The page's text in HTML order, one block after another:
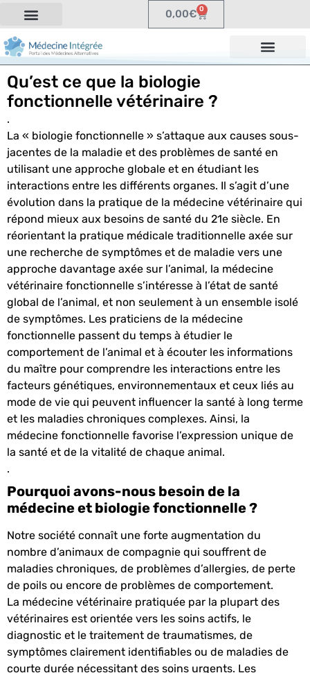
0,00€ 0
Qu’est ce que la biologie
fonctionnelle vétérinaire ?
.
La « biologie fonctionnelle » s’attaque aux causes sous-
jacentes de la maladie et des problèmes de santé en
utilisant une approche globale et en étudiant les
interactions entre les différents organes. Il s’agit d’une
évolution dans la pratique de la médecine vétérinaire qui
répond mieux aux besoins de santé du 21e siècle. En
réorientant la pratique médicale traditionnelle axée sur
une recherche de symptômes et de maladie vers une
approche davantage axée sur l’animal, la médecine
vétérinaire fonctionnelle s’intéresse à l’état de santé
global de l’animal, et non seulement à un ensemble isolé
de symptômes. Les praticiens de la médecine
fonctionnelle passent du temps à étudier le
comportement de l’animal et à écouter les informations
du maître pour comprendre les interactions entre les
facteurs génétiques, environnementaux et ceux liés au
mode de vie qui peuvent influencer la santé à long terme
et les maladies chroniques complexes. Ainsi, la
médecine fonctionnelle favorise l’expression unique de
la santé et de la vitalité de chaque animal.
.
Pourquoi avons-nous besoin de la
médecine et biologie fonctionnelle ?
Notre société connaît une forte augmentation du
nombre d’animaux de compagnie qui souffrent de
maladies chroniques, de problèmes d’allergies, de perte
de poils ou encore de problèmes de comportement.
La médecine vétérinaire pratiquée par la plupart des
vétérinaires est orientée vers les soins actifs, le
diagnostic et le traitement de traumatismes, de
symptômes clairement identifiables ou de maladies de
courte durée nécessitant des soins urgents. Les